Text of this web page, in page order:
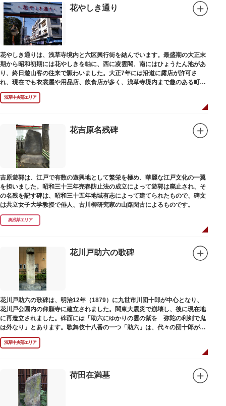
花やしき通り
花やしき通りは、浅草寺境内と六区興行街を結んでいます。最盛期の大正末
期から昭和初期には花やしきを軸に、西に凌雲閣、南にはひょうたん池があ
り、終日遊山客の往来で賑わいました。大正7年には沿道に露店が許可さ
れ、現在でも衣裳屋や用品店、飲食店が多く、浅草寺境内まで趣のある町並
みが続いています。
浅草中央部エリア
花吉原名残碑
吉原遊郭は、江戸で有数の遊興地として繁栄を極め、華麗な江戸文化の一翼
を担いました。昭和三十三年売春防止法の成立によって遊郭は廃止され、そ
の名残を記す碑は、昭和三十五年地域有志によって建てられたもので、碑文
は共立女子大学教授で俳人、古川柳研究家の山路閑古によるものです。
奥浅草エリア
花川戸助六の歌碑
花川戸助六の歌碑は、明治12年（1879）に九世市川団十郎が中心となり、
花川戸公園内の仰願寺に建立されました。関東大震災で崩壊し、後に現在地
に再造立されました。碑面には「助六にゆかりの雲の紫を 弥陀の利剣で鬼
は外なり」とあります。歌舞伎十八番の一つ「助六」は、代々の団十郎が伝
えていますが、助六の実像は不明です。
浅草中央部エリア
荷田在満墓